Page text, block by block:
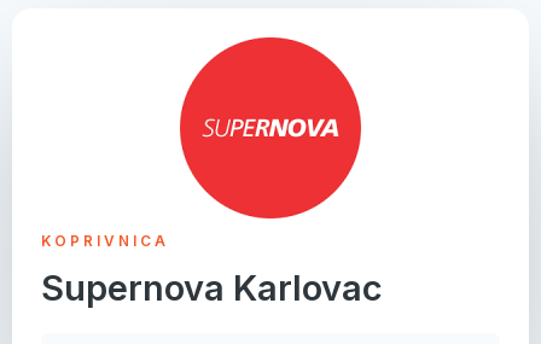
KOPRIVNICA
Supernova Karlovac